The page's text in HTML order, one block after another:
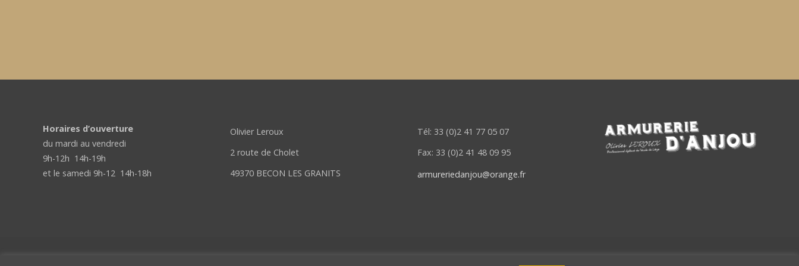
Horaires d’ouverture
du mardi au vendredi
9h-12h 14h-19h
et le samedi 9h-12 14h-18h
Olivier Leroux
2 route de Cholet
49370 BECON LES GRANITS
Tél: 33 (0)2 41 77 05 07
Fax: 33 (0)2 41 48 09 95
armureriedanjou@orange.fr